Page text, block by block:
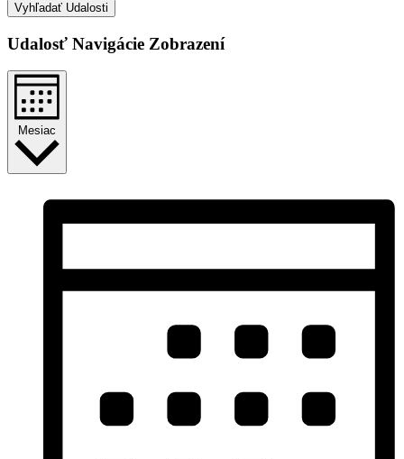
Vyhľadať Udalosti
Udalosť Navigácie Zobrazení
Mesiac